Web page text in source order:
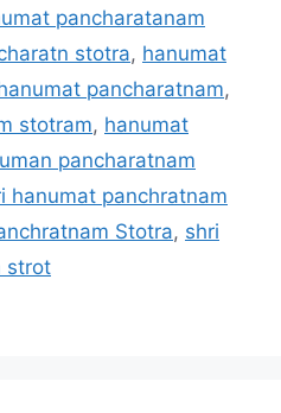
pancharatanam
stotra, hanumat
pancharatnam,
stotram, hanumat
pancharatnam
hanumat panchratnam
Stotra, shri
strot